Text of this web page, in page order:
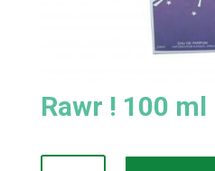
Rawr ! 100 ml